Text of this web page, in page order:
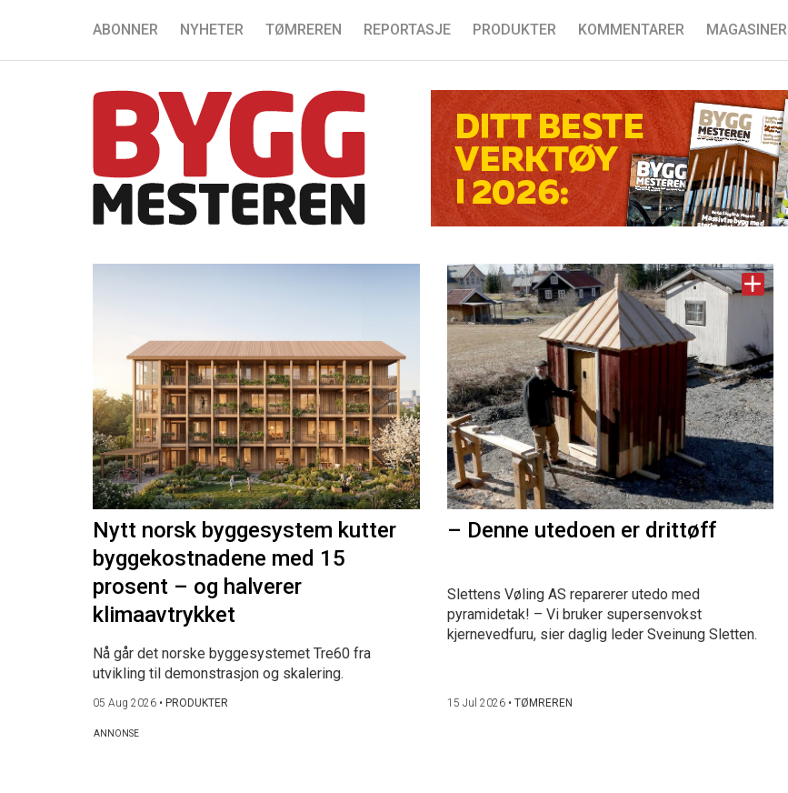
ABONNER NYHETER TØMREREN REPORTASJE PRODUKTER KOMMENTARER MAGASINER
Nytt norsk byggesystem kutter
byggekostnadene med 15
prosent – og halverer
klimaavtrykket
Nå går det norske byggesystemet Tre60 fra
utvikling til demonstrasjon og skalering.
05 Aug 2026 • PRODUKTER
– Denne utedoen er drittøff
Slettens Vøling AS reparerer utedo med
pyramidetak! – Vi bruker supersenvokst
kjernevedfuru, sier daglig leder Sveinung Sletten.
15 Jul 2026• TØMREREN